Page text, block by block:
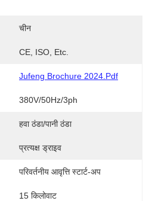
चीन
CE, ISO, Etc.
Jufeng Brochure 2024.pdf
380V/50Hz/3ph
हवा ठंडा/पानी ठंडा
प्रत्यक्ष ड्राइव
परिवर्तनीय आवृत्ति स्टार्ट-अप
15 किलोवाट